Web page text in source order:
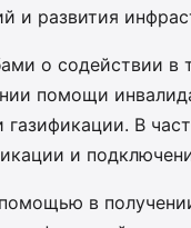
и развития
о содействии в
помощи
В
и
в